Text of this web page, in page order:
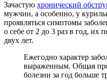
Зачастую хронический
мужчин, а особенно, у
проявляться симптомы
о себе от 2 до 3 раз в год, их
двух лет.
Ежегодно характер
выраженным. Общая
болезни за год больше